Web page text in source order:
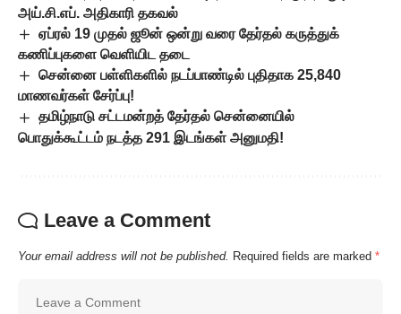
அய்.சி.எப். அதிகாரி தகவல்
ஏப்ரல் 19 முதல் ஜூன் ஒன்று வரை தேர்தல் கருத்துக்
கணிப்புகளை வெளியிட தடை
சென்னை பள்ளிகளில் நடப்பாண்டில் புதிதாக 25,840
மாணவர்கள் சேர்ப்பு!
தமிழ்நாடு சட்டமன்றத் தேர்தல் சென்னையில்
பொதுக்கூட்டம் நடத்த 291 இடங்கள் அனுமதி!
Leave a Comment
Your email address will not be published. Required fields are marked *